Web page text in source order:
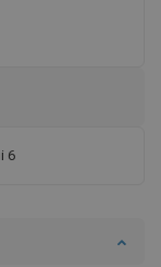
6